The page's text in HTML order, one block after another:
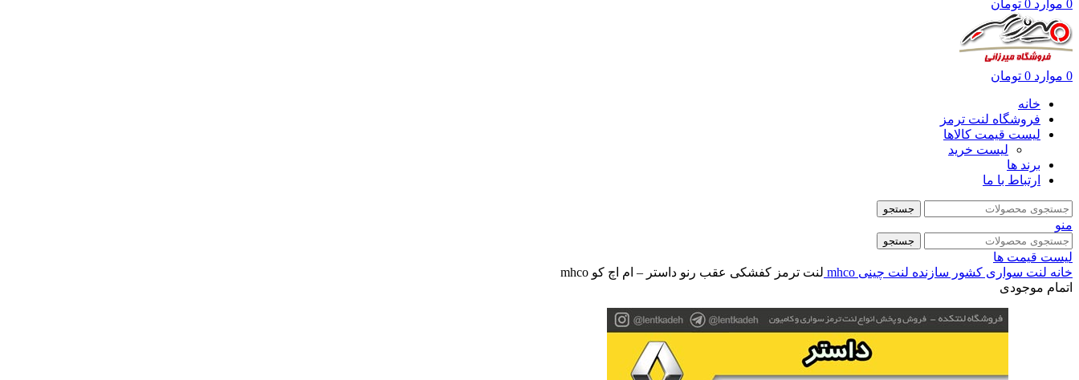
0 موارد 0 تومان
0 موارد 0 تومان
خانه
فروشگاه لنت ترمز
لیست قیمت کالاها
لیست خرید
برند ها
ارتباط با ما
جستجو
منو
جستجو
لیست قیمت ها
خانه لنت سواری کشور سازنده لنت چینی mhco لنت ترمز کفشکی عقب رنو داستر – ام اچ کو mhco
اتمام موجودی